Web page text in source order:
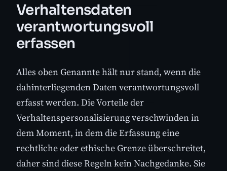
Verhaltensdaten
verantwortungsvoll
erfassen
Alles oben Genannte hält nur stand, wenn die
dahinterliegenden Daten verantwortungsvoll
erfasst werden. Die Vorteile der
Verhaltenspersonalisierung verschwinden in
dem Moment, in dem die Erfassung eine
rechtliche oder ethische Grenze überschreitet,
daher sind diese Regeln kein Nachgedanke. Sie